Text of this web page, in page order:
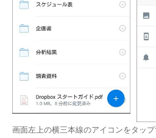
画面左上の横三本線のアイコンをタッ